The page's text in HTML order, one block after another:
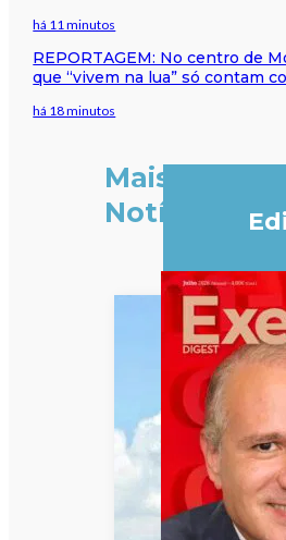
há 11 minutos
REPORTAGEM: No centro de
que “vivem na lua” só contam
há 18 minutos
Mais
Notícias